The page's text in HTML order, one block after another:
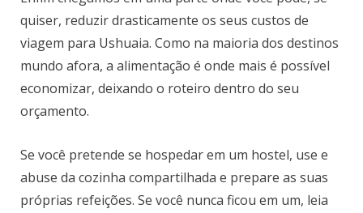
quiser, reduzir drasticamente os seus custos de
viagem para Ushuaia. Como na maioria dos destinos
mundo afora, a alimentação é onde mais é possível
economizar, deixando o roteiro dentro do seu
orçamento.
Se você pretende se hospedar em um hostel, use e
abuse da cozinha compartilhada e prepare as suas
próprias refeições. Se você nunca ficou em um, leia